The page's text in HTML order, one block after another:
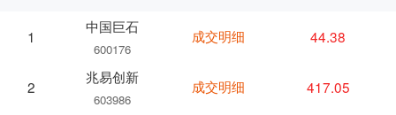
1
中国巨石
600176
2
兆易创新
603986
成交明细 44.38
成交明细 417.05